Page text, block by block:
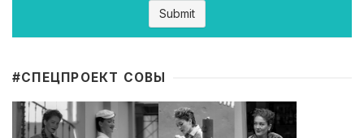
#CПЕЦПРОЕКТ СОВЫ